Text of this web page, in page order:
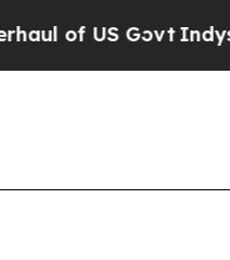
Indystar Exposes